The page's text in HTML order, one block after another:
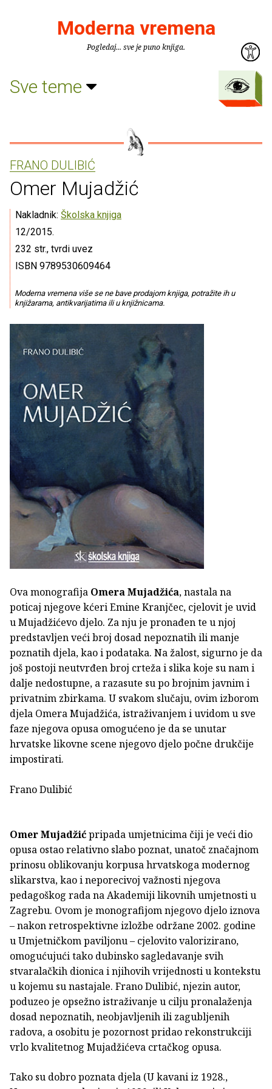
Moderna vremena
Pogledaj... sve je puno knjiga.
Sve teme
FRANO DULIBIĆ
Omer Mujadžić
Nakladnik: Školska knjiga
12/2015.
232 str., tvrdi uvez
ISBN 9789530609464
Moderna vremena više se ne bave prodajom knjiga, potražite ih u
knjižarama, antikvarijatima ili u knjižnicama.
Ova monografija Omera Mujadžića, nastala na
poticaj njegove kćeri Emine Kranjčec, cjelovit je uvid
u Mujadžićevo djelo. Za nju je pronađen te u njoj
predstavljen veći broj dosad nepoznatih ili manje
poznatih djela, kao i podataka. Na žalost, sigurno je da
još postoji neutvrđen broj crteža i slika koje su nam i
dalje nedostupne, a razasute su po brojnim javnim i
privatnim zbirkama. U svakom slučaju, ovim izborom
djela Omera Mujadžića, istraživanjem i uvidom u sve
faze njegova opusa omogućeno je da se unutar
hrvatske likovne scene njegovo djelo počne drukčije
impostirati.
Frano Dulibić
Omer Mujadžićpripada umjetnicima čiji je veći dio
opusa ostao relativno slabo poznat, unatoč značajnom
prinosu oblikovanju korpusa hrvatskoga modernog
slikarstva, kao i neporecivoj važnosti njegova
pedagoškog rada na Akademiji likovnih umjetnosti u
Zagrebu. Ovom je monografijom njegovo djelo iznova
– nakon retrospektivne izložbe održane 2002. godine
u Umjetničkom paviljonu – cjelovito valorizirano,
omogućujući tako dubinsko sagledavanje svih
stvaralačkih dionica i njihovih vrijednosti u kontekstu
u kojemu su nastajale. Frano Dulibić, njezin autor,
poduzeo je opsežno istraživanje u cilju pronalaženja
dosad nepoznatih, neobjavljenih ili zagubljenih
radova, a osobitu je pozornost pridao rekonstrukciji
vrlo kvalitetnog Mujadžićeva crtačkog opusa.
Tako su dobro poznata djela (U kavani iz 1928.,